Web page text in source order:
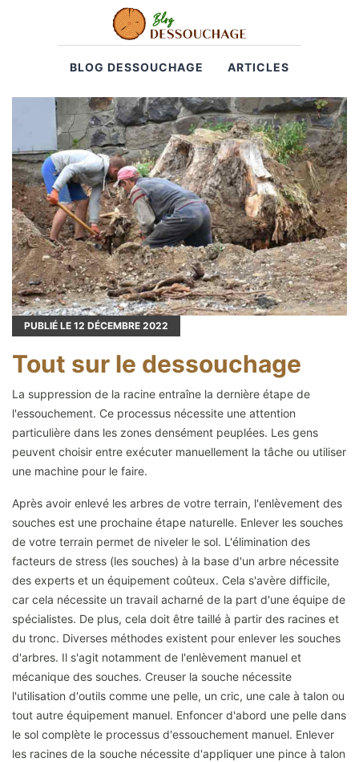
BLOG DESSOUCHAGE ARTICLES
PUBLIÉ LE 12 DÉCEMBRE 2022
Tout sur le dessouchage
La suppression de la racine entraîne la dernière étape de
l'essouchement. Ce processus nécessite une attention
particulière dans les zones densément peuplées. Les gens
peuvent choisir entre exécuter manuellement la tâche ou utiliser
une machine pour le faire.
Après avoir enlevé les arbres de votre terrain, l'enlèvement des
souches est une prochaine étape naturelle. Enlever les souches
de votre terrain permet de niveler le sol. L'élimination des
facteurs de stress (les souches) à la base d'un arbre nécessite
des experts et un équipement coûteux. Cela s'avère difficile,
car cela nécessite un travail acharné de la part d'une équipe de
spécialistes. De plus, cela doit être taillé à partir des racines et
du tronc. Diverses méthodes existent pour enlever les souches
d'arbres. Il s'agit notamment de l'enlèvement manuel et
mécanique des souches. Creuser la souche nécessite
l'utilisation d'outils comme une pelle, un cric, une cale à talon ou
tout autre équipement manuel. Enfoncer d'abord une pelle dans
le sol complète le processus d'essouchement manuel. Enlever
les racines de la souche nécessite d'appliquer une pince à talon